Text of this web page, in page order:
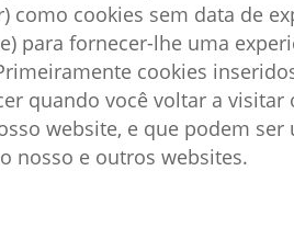
como cookies sem data de
para fornecer-lhe uma
cookies
quando você voltar a
website, e que podem
nosso e outros websites.